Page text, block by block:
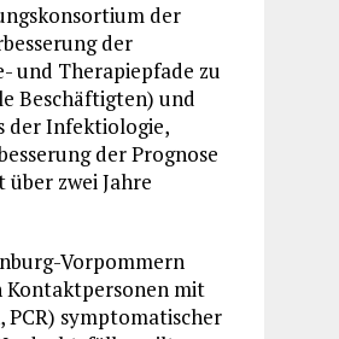
der
der
und Therapiepfade zu
Beschäftigten) und
der Infektiologie,
der Prognose
zwei Jahre
Vorpommern
mit
symptomatischer